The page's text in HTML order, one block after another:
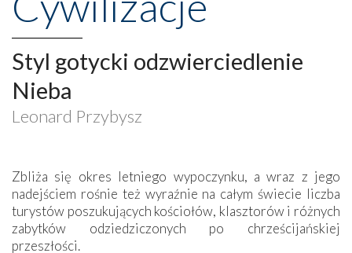
Styl gotycki odzwierciedlenie
Nieba
Leonard Przybysz
Zbliża się okres letniego wypoczynku, a wraz z jego
nadejściem rośnie też wyraźnie na całym świecie liczba
turystów poszukujących kościołów, klasztorów i różnych
zabytków odziedziczonych po chrześcijańskiej
przeszłości.